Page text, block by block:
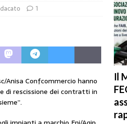
i gestori: intesa triennale firmata con Faib,
Mimit: “I gestori non decidono i prezzi. Basta
è libero: i controlli non diventino una
1
Anisa Confcommercio hanno
di rescissione dei contratti in
Il